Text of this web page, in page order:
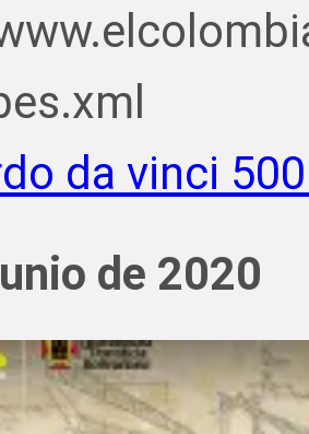
da vinci
de 2020